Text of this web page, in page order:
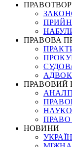
ПРАВОВА
ПРАВОВИЙ
ПРАВО
НОВИНИ